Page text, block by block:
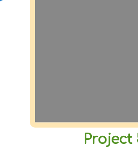
Project